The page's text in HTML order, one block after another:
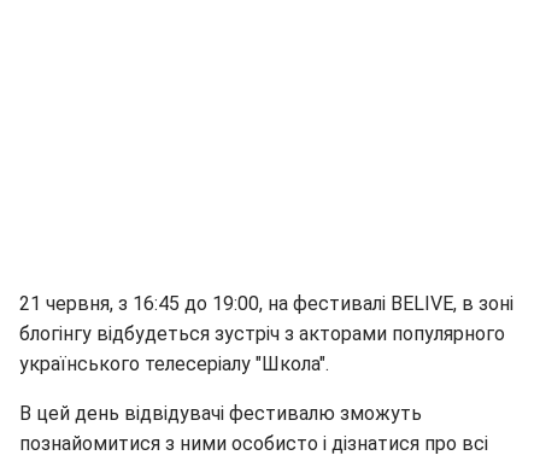
21 червня, з 16:45 до 19:00, на фестивалі BELIVE, в зоні
блогінгу відбудеться зустріч з акторами популярного
українського телесеріалу "Школа".
В цей день відвідувачі фестивалю зможуть
познайомитися з ними особисто і дізнатися про всі